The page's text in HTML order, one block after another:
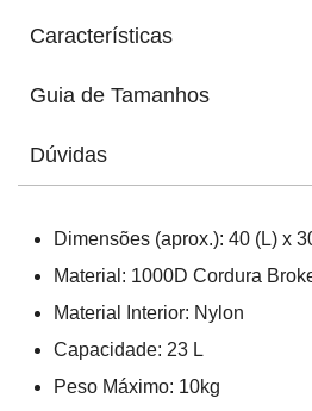
Características
Guia de Tamanhos
Dúvidas
Dimensões (aprox.): 40 (L) x
Material: 1000D Cordura
Material Interior: Nylon
Capacidade: 23 L
Peso Máximo: 10kg